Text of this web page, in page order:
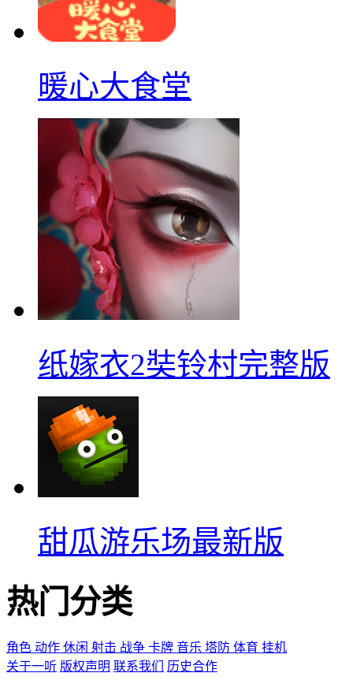
暖心大食堂
纸嫁衣2奘铃村完整版
甜瓜游乐场最新版
热门分类
角色 动作 休闲 射击 战争 卡牌 音乐 塔防 体育 挂机
关于一听 版权声明 联系我们 历史合作